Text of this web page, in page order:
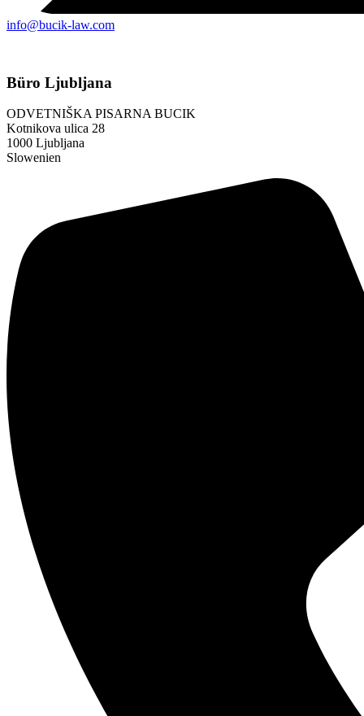
info@bucik-law.com
Büro Ljubljana
ODVETNIŠKA PISARNA BUCIK
Kotnikova ulica 28
1000 Ljubljana
Slowenien